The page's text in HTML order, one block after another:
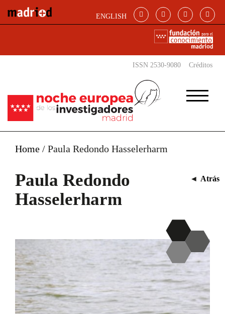
ENGLISH
ISSN 2530-9080 Créditos
Home / Paula Redondo Hasselerharm
Paula Redondo
Hasselerharm
◄ Atrás